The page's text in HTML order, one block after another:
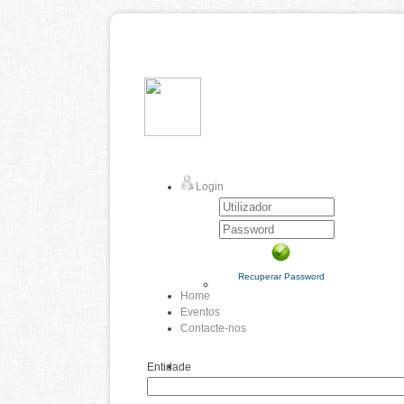
Login
Recuperar Password
Home
Eventos
Contacte-nos
Entidade